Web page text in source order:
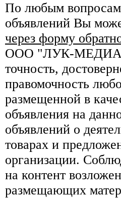
По любым
объявлений Вы
через форму
ООО "ЛУК-МЕДИА"
точность,
правомочность
размещенной в
объявления на
объявлений о
товарах и
организации.
на контент
размещающих